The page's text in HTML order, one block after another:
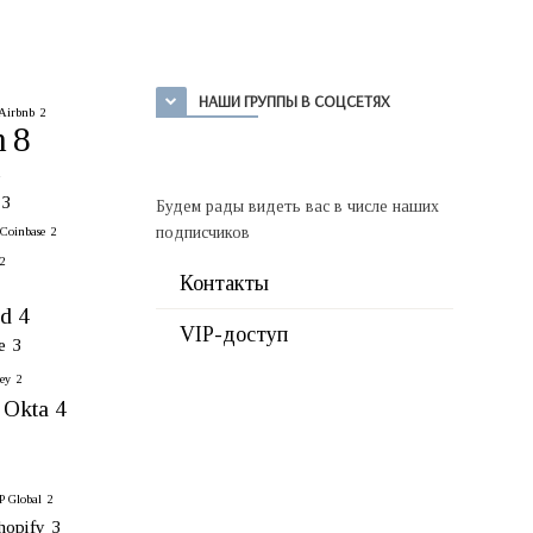
2
8
3
Coinbase 2
2
4
3
2
Okta 4
Global 2
3
НАШИ ГРУППЫ В СОЦСЕТЯХ
Будем рады видеть вас в числе наших
подписчиков
Контакты
VIP-доступ